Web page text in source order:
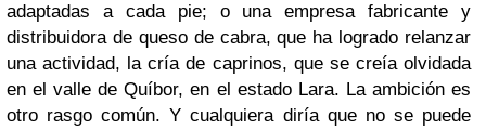
adaptadas a cada pie; o una empresa fabricante y
distribuidora de queso de cabra, que ha logrado relanzar
una actividad, la cría de caprinos, que se creía olvidada
en el valle de Quíbor, en el estado Lara. La ambición es
otro rasgo común. Y cualquiera diría que no se puede